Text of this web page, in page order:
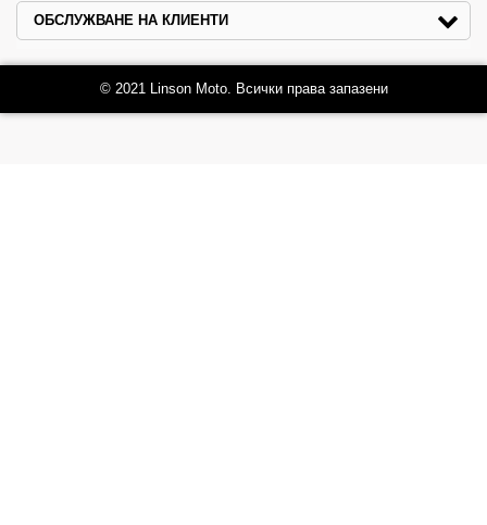
ОБСЛУЖВАНЕ НА КЛИЕНТИ
© 2021 Linson Moto. Всички права запазени